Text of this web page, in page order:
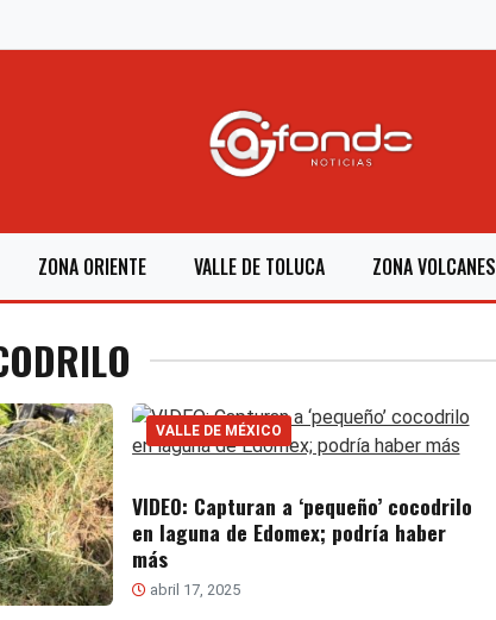
ZONA ORIENTE VALLE DE TOLUCA ZONA VOLCANES
VALLE DE MÉXICO
VIDEO: Capturan a ‘pequeño’ cocodrilo
en laguna de Edomex; podría haber
más
abril 17, 2025